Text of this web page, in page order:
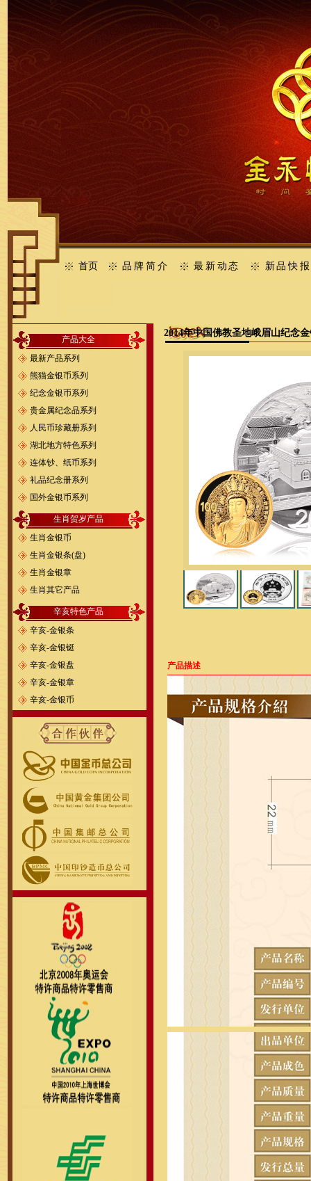
首页 品牌简介 最新动态 新品快报
产品大全
最新产品系列
熊猫金银币系列
纪念金银币系列
贵金属纪念品系列
人民币珍藏册系列
湖北地方特色系列
连体钞、纸币系列
礼品纪念册系列
国外金银币系列
生肖贺岁产品
生肖金银币
生肖金银条(盘)
生肖金银章
生肖其它产品
辛亥特色产品
辛亥-金银条
辛亥-金银铤
辛亥-金银盘
辛亥-金银章
辛亥-金银币
2014年中国佛教圣地峨眉山纪念
产品描述